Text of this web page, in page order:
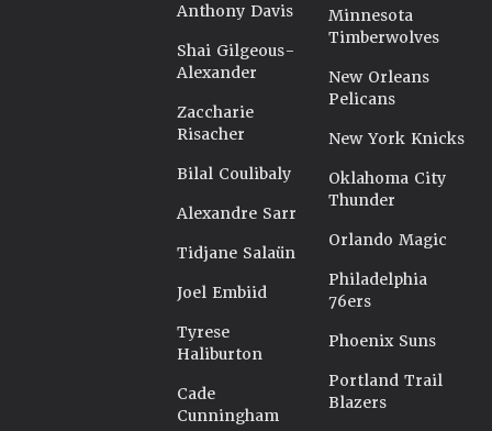
Anthony Davis
Shai Gilgeous-
Alexander
Zaccharie
Risacher
Bilal Coulibaly
Alexandre Sarr
Tidjane Salaün
Joel Embiid
Tyrese
Haliburton
Cade
Cunningham
Minnesota
Timberwolves
New Orleans
Pelicans
New York Knicks
Oklahoma City
Thunder
Orlando Magic
Philadelphia
76ers
Phoenix Suns
Portland Trail
Blazers